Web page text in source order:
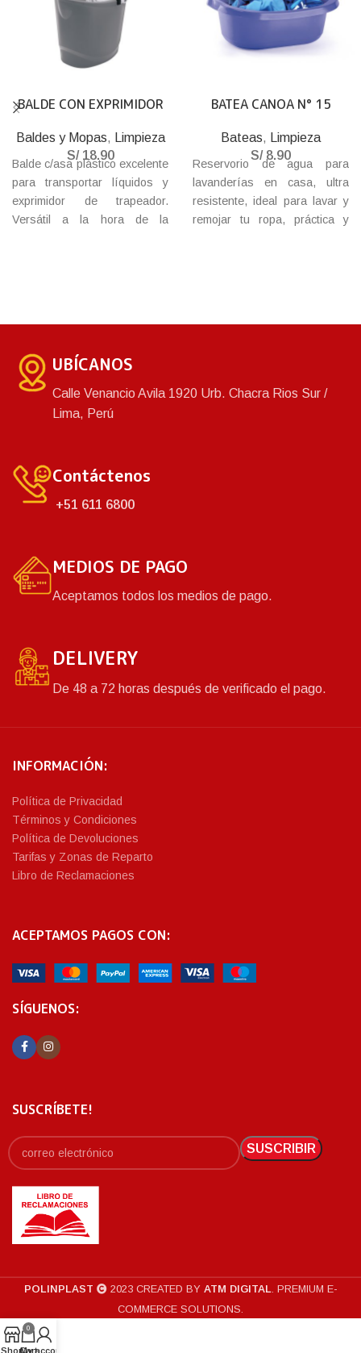
BALDE CON EXPRIMIDOR
Baldes y Mopas,
Limpieza
S/18.90
Balde c/asa plástico excelente
para transportar líquidos y
exprimidor de trapeador.
Versátil a la hora de la
BATEA CANOA N° 15
Bateas,
Limpieza
S/8.90
Reservorio de agua para
lavanderías en casa, ultra
resistente, ideal para lavar y
remojar tu ropa, práctica y
UBÍCANOS
Calle Venancio Avila 1920 Urb. Chacra Rios Sur /
Lima, Perú
Contáctenos
+51 611 6800
MEDIOS DE PAGO
Aceptamos todos los medios de pago.
DELIVERY
De 48 a 72 horas después de verificado el pago.
INFORMACIÓN:
Política de Privacidad
Términos y Condiciones
Política de Devoluciones
Tarifas y Zonas de Reparto
Libro de Reclamaciones
ACEPTAMOS PAGOS CON:
SÍGUENOS:
SUSCRÍBETE!
POLINPLAST 2023 CREATED BY ATM DIGITAL. PREMIUM E-
COMMERCE SOLUTIONS.
Shop
0
Cart
My account